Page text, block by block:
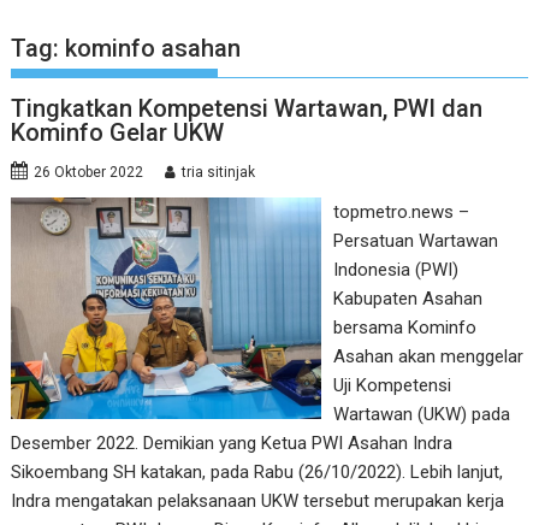
Tag: kominfo asahan
Tingkatkan Kompetensi Wartawan, PWI dan
Kominfo Gelar UKW
26 Oktober 2022 tria sitinjak
topmetro.news –
Persatuan Wartawan
Indonesia (PWI)
Kabupaten Asahan
bersama Kominfo
Asahan akan menggelar
Uji Kompetensi
Wartawan (UKW) pada
Desember 2022. Demikian yang Ketua PWI Asahan Indra
Sikoembang SH katakan, pada Rabu (26/10/2022). Lebih lanjut,
Indra mengatakan pelaksanaan UKW tersebut merupakan kerja